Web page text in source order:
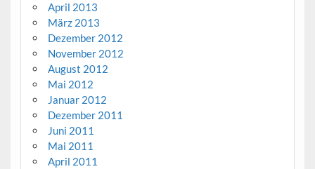
April 2013
März 2013
Dezember 2012
November 2012
August 2012
Mai 2012
Januar 2012
Dezember 2011
Juni 2011
Mai 2011
April 2011